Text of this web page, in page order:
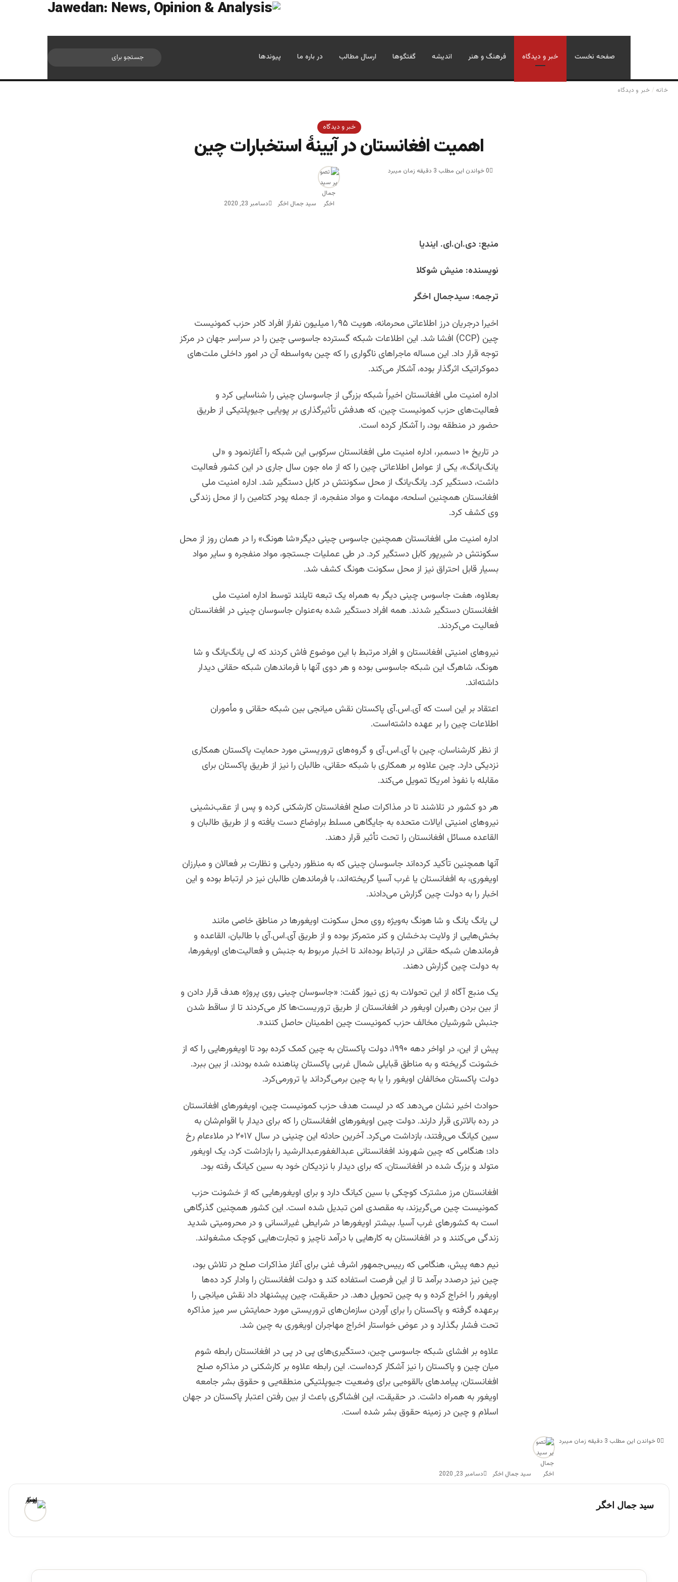
صفحه نخست خبر و دیدگاه فرهنگ و هنر اندیشه گفتگوها ارسال مطالب در باره ما پیوندها
جستجو
خانه / خبر و دیدگاه
خبر و دیدگاه
اهمیت افغانستان در آیینۀ استخبارات چین
سید جمال اخگر دسامبر 23, 2020
0 خواندن این مطلب 3 دقیقه زمان میبرد
منبع: دی.ان.ای. ایندیا
نویسنده: منیش شوکلا
ترجمه: سیدجمال اخگر
اخیرا درجریان درز اطلاعاتی محرمانه، ‌هویت ۱
٫ ۹۵ میلیون نفراز افراد کادر حزب کمونیست
چین (CCP) افشا شد. این اطلاعات شبکه گسترده جاسوسی چین را در سراسر جهان در مرکز
توجه قرار داد. این مساله ماجراهای ناگواری را که چین به‌واسطه آن در امور داخلی ملت‌های
دموکراتیک اثرگذار بوده، آشکار می‌کند.
اداره امنیت ملی افغانستان اخیراً شبکه بزرگی از جاسوسان چینی را شناسایی کرد و
فعالیت‌های حزب کمونیست چین، که هدفش تأثیرگذاری بر پویایی جیوپلتیکی از طریق
حضور در منطقه بود، را آشکار کرده است.
در تاریخ ۱۰ دسمبر، اداره امنیت ملی افغانستان سرکوبی این شبکه را آغازنمود و «لی
یانگ‌یانگ»، یکی از عوامل اطلاعاتی چین را که از ماه جون سال جاری در این کشور فعالیت
داشت، دستگیر کرد. یانگ‌یانگ از محل سکونتش در کابل دستگیر شد. اداره امنیت ملی
افغانستان همچنین اسلحه، مهمات و مواد منفجره، از جمله پودر کتامین را از محل زندگی
وی کشف کرد.
اداره امنیت ملی افغانستان همچنین جاسوس چینی دیگر«‌شا هونگ» را در همان روز از محل
سکونتش در شیرپور کابل دستگیر کرد. در طی عملیات جستجو، مواد منفجره و سایر مواد
بسیار قابل احتراق نیز از محل سکونت هونگ کشف شد.
بعلاوه، هفت جاسوس چینی دیگر به همراه یک تبعه تایلند توسط اداره امنیت ملی
افغانستان دستگیر شدند. همه افراد دستگیر شده به‌عنوان جاسوسان چینی در افغانستان
فعالیت می‌کردند.
نیروهای امنیتی افغانستان و افراد مرتبط با این موضوع فاش کردند که لی یانگ‌یانگ و شا
هونگ، شاهرگ این شبکه جاسوسی بوده و هر دوی آنها با فرماندهان شبکه حقانی دیدار
داشته‌اند.
اعتقاد بر این است که آی.اس.آی پاکستان نقش میانجی بین شبکه حقانی و مأموران
اطلاعات چین را بر عهده داشته‌است.
از نظر کارشناسان، چین با آی.اس.آی و گروه‌های تروریستی مورد حمایت پاکستان همکاری
نزدیکی دارد. چین علاوه بر همکاری با شبکه حقانی، طالبان را نیز از طریق پاکستان برای
مقابله با نفوذ امریکا تمویل می‌کند.
هر دو کشور در تلاشند تا در مذاکرات صلح افغانستان کارشکنی کرده و پس از عقب‌نشینی
نیروهای امنیتی ایالات متحده به جایگاهی مسلط براوضاع دست یافته و از طریق طالبان و
القاعده مسائل افغانستان را تحت تأثیر قرار دهند.
آنها همچنین تأکید کرده‌اند جاسوسان چینی که به منظور ردیابی و نظارت بر فعالان و مبارزان
اویغوری، به افغانستان یا غرب آسیا گریخته‌اند، ‌با فرماندهان طالبان نیز در ارتباط بوده و این
اخبار را به دولت چین گزارش می‌دادند.
لی یانگ یانگ و شا هونگ به‌ویژه روی محل سکونت اویغورها در مناطق خاصی مانند
بخش‌هایی از ولایت بدخشان و کنر متمرکز بوده و از طریق آی.اس.آی با طالبان، القاعده و
فرماندهان شبکه حقانی در ارتباط بوده‌اند تا اخبار مربوط به جنبش و فعالیت‌های اویغورها،
به دولت چین گزارش دهند.
یک منبع آگاه از این تحولات به زی نیوز گفت: «جاسوسان چینی روی پروژه هدف قرار دادن و
از بین بردن رهبران اویغور در افغانستان از طریق تروریست‌ها کار می‌کردند تا از ساقط شدن
جنبش شورشیان مخالف حزب کمونیست چین اطمینان حاصل کنند.»
پیش از این، در اواخر دهه ۱۹۹۰، دولت پاکستان به چین کمک کرده بود تا اویغورهایی را که از
خشونت گریخته و به مناطق قبایلی شمال غربی پاکستان پناهنده شده بودند، از بین ببرد.
دولت پاکستان مخالفان اویغور را یا به چین برمی‌گرداند یا ترورمی‌کرد.
حوادث اخیر نشان می‌دهد که در لیست هدف حزب کمونیست چین، اویغورهای افغانستان
در رده بالاتری قرار دارند. دولت چین اویغورهای افغانستان را که برای دیدار با اقوام‌شان به
سین کیانگ می‌رفتند، بازداشت می‌کرد. آخرین حادثه این چنینی در سال ۲۰۱۷ در ملاءعام رخ
داد؛ هنگامی که چین شهروند افغانستانی عبدالغفورعبدالرشید را بازداشت کرد، یک اویغور
متولد و بزرگ شده در افغانستان، که برای دیدار با نزدیکان خود به سین کیانگ رفته بود.
افغانستان مرز مشترک کوچکی با سین کیانگ دارد و برای اویغورهایی که از خشونت حزب
کمونیست چین می‌گریزند، به مقصدی امن تبدیل شده‌ است. این کشور همچنین گذرگاهی
است به کشورهای غرب آسیا. بیشتر اویغورها در شرایطی غیرانسانی و در محرومیتی شدید
زندگی می‌کنند و در افغانستان به کارهایی با درآمد ناچیز و تجارت‌هایی کوچک مشغولند.
نیم دهه پیش، هنگامی که رییس‌جمهور اشرف غنی برای آغاز مذاکرات صلح در تلاش بود،
چین نیز درصدد برآمد تا از این فرصت استفاده کند و دولت افغانستان را وادار کرد ده‌ها
اویغور را اخراج کرده و به چین تحویل دهد. در حقیقت، چین پیشنهاد داد نقش میانجی را
برعهده گرفته و پاکستان را برای آوردن سازمان‌های تروریستی مورد حمایتش سر میز مذاکره
تحت فشار بگذارد و در عوض خواستار اخراج مهاجران اویغوری به چین شد.
علاوه بر افشای شبکه جاسوسی چین، دستگیری‌های پی در پی در افغانستان رابطه شوم
میان چین و پاکستان را نیز آشکار کرده‌است. این رابطه علاوه بر کارشکنی در مذاکره صلح
افغانستان، پیامدهای بالقوه‌یی برای وضعیت جیوپلتیکی منطقه‌یی و حقوق بشر جامعه
اویغور به همراه داشت. در حقیقت، این افشاگری باعث از بین رفتن اعتبار پاکستان در جهان
اسلام و چین در زمینه حقوق بشر شده‌ است.
سید جمال اخگر دسامبر 23, 2020
0 خواندن این مطلب 3 دقیقه زمان میبرد
سید جمال اخگر